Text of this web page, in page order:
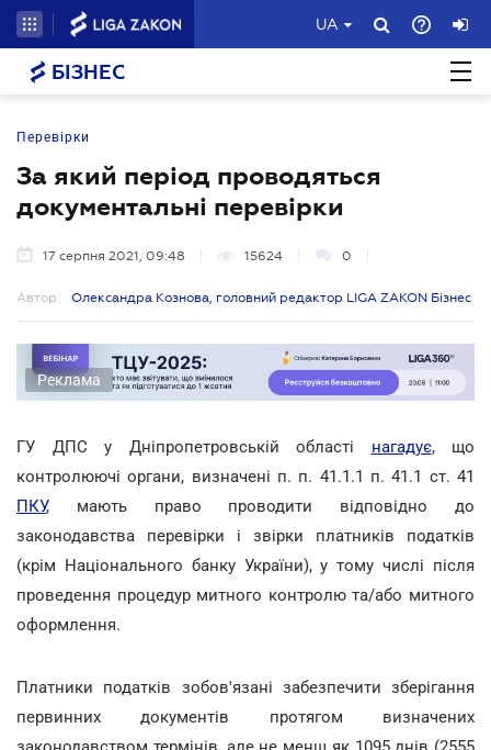
UA
БІЗНЕС
Перевірки
За який період проводяться
документальні перевірки
17 серпня 2021, 09:48 15624 0
Автор: Олександра Кознова, головний редактор LIGA ZAKON Бізнес
Реклама
ГУ ДПС у Дніпропетровській області нагадує, що
контролюючі органи, визначені п. п. 41.1.1 п. 41.1 ст. 41
ПКУ, мають право проводити відповідно до
законодавства перевірки і звірки платників податків
(крім Національного банку України), у тому числі після
проведення процедур митного контролю та/або митного
оформлення.
Платники податків зобов'язані забезпечити зберігання
первинних документів протягом визначених